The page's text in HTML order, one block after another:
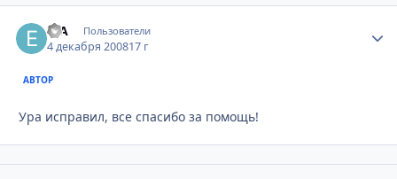
erA Пользователи
4 декабря 200817 г
АВТОР
Ура исправил, все спасибо за помощь!